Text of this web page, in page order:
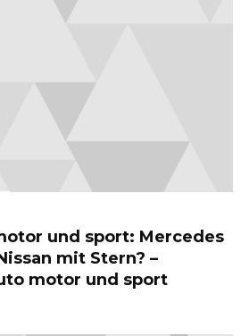
und sport: Mercedes
mit Stern? –
motor und sport